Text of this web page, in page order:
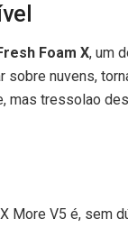
Foam X, um
sobre nuvens,
mas tressolao
More V5 é, sem